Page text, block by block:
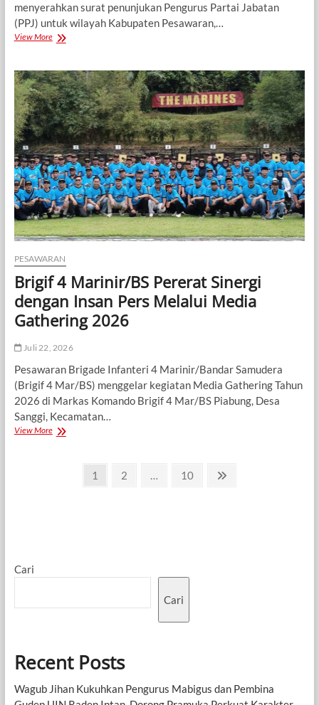
menyerahkan surat penunjukan Pengurus Partai Jabatan
(PPJ) untuk wilayah Kabupaten Pesawaran,…
View MoreKetua
Hanura
Propinsi
Lampung
Serahkan
Surat
persetujuan
sebagai
ketua
DPC
Kabupaten
Pesawaran,dan
instruksi
Kepada
Harun
Al-
Rasyid
Ketua
terpilih
PESAWARAN
Brigif 4 Marinir/BS Pererat Sinergi
dengan Insan Pers Melalui Media
Gathering 2026
Juli 22, 2026
Pesawaran Brigade Infanteri 4 Marinir/Bandar Samudera
(Brigif 4 Mar/BS) menggelar kegiatan Media Gathering Tahun
2026 di Markas Komando Brigif 4 Mar/BS Piabung, Desa
Sanggi, Kecamatan…
View MoreBrigif
Page
1 Page
2 Page
10
Next
Cari
Cari
Recent Posts
Wagub Jihan Kukuhkan Pengurus Mabigus dan Pembina